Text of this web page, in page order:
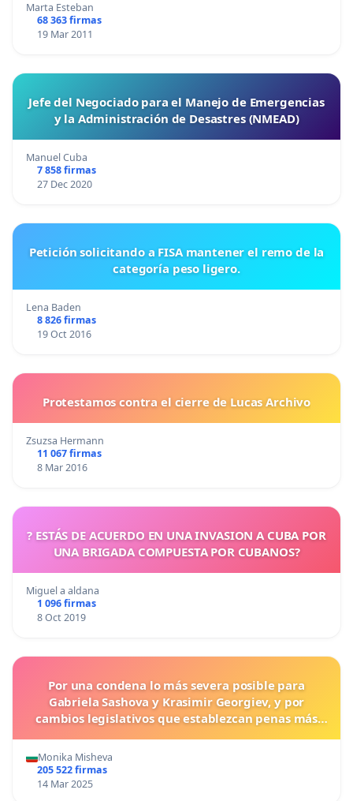
Marta Esteban
68 363 firmas
19 Mar 2011
Jefe del Negociado para el Manejo de Emergencias
y la Administración de Desastres (NMEAD)
Manuel Cuba
7 858 firmas
27 Dec 2020
Petición solicitando a FISA mantener el remo de la
categoría peso ligero.
Lena Baden
8 826 firmas
19 Oct 2016
Protestamos contra el cierre de Lucas Archivo
Zsuzsa Hermann
11 067 firmas
8 Mar 2016
? ESTÁS DE ACUERDO EN UNA INVASION A CUBA POR
UNA BRIGADA COMPUESTA POR CUBANOS?
Miguel a aldana
1 096 firmas
8 Oct 2019
Por una condena lo más severa posible para
Gabriela Sashova y Krasimir Georgiev, y por
cambios legislativos que establezcan penas más
Monika Misheva
205 522 firmas
14 Mar 2025